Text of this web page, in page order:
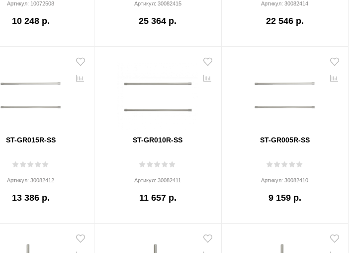
Артикул: 10072508
10 248 р.
Артикул: 30082415
25 364 р.
Артикул:30082414
22 546 р.
ST-GR015R-SS
Артикул:30082412
13 386 р.
ST-GR010R-SS
Артикул:30082411
11 657 р.
ST-GR005R-SS
Артикул:30082410
9 159 р.